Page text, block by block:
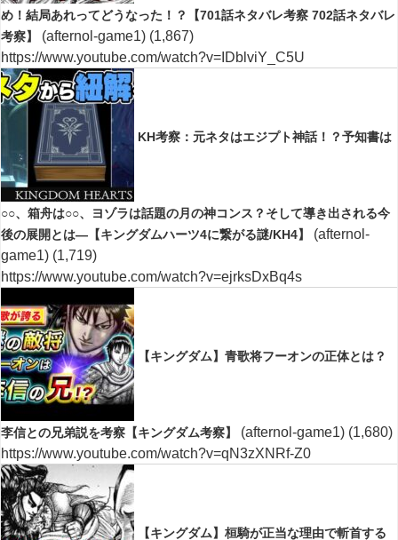
め！結局あれってどうなった！？【701話ネタバレ考察 702話ネタバレ
考察】
(afternol-game1) (1,867)
https://www.youtube.com/watch?v=IDblviY_C5U
KH考察：元ネタはエジプト神話！？予知書は
○○、箱舟は○○、ヨゾラは話題の月の神コンス？そして導き出される今
後の展開とは―【キングダムハーツ4に繋がる謎/KH4】
(afternol-
game1) (1,719)
https://www.youtube.com/watch?v=ejrksDxBq4s
【キングダム】青歌将フーオンの正体とは？
李信との兄弟説を考察【キングダム考察】 (afternol-game1) (1,680)
https://www.youtube.com/watch?v=qN3zXNRf-Z0
【キングダム】桓騎が正当な理由で斬首する